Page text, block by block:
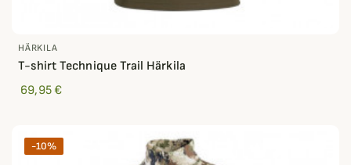
HÄRKILA
T-shirt Technique Trail Härkila
69,95 €
-10%